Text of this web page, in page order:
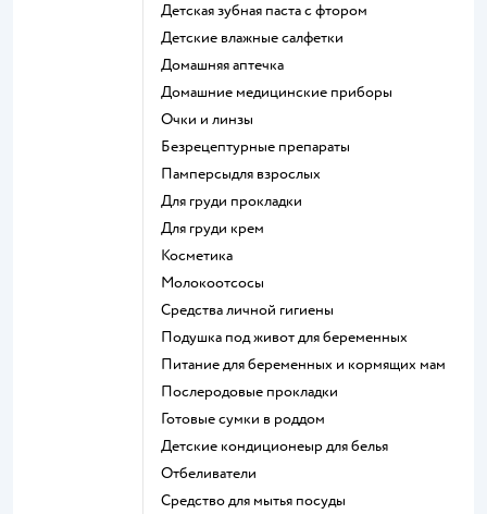
детская зубная паста с фтором
детские влажные салфетки
домашняя аптечка
домашние медицинские приборы
очки и линзы
безрецептурные препараты
памперсыдля взрослых
для груди прокладки
для груди крем
косметика
Молокоотсосы
средства личной гигиены
подушка под живот для беременных
питание для беременных и кормящих мам
послеродовые прокладки
готовые сумки в роддом
детские кондиционеыр для белья
отбеливатели
средство для мытья посуды